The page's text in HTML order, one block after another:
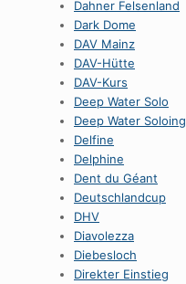
Dahner Felsenland
Dark Dome
DAV Mainz
DAV-Hütte
DAV-Kurs
Deep Water Solo
Deep Water Soloing
Delfine
Delphine
Dent du Géant
Deutschlandcup
DHV
Diavolezza
Diebesloch
Direkter Einstieg